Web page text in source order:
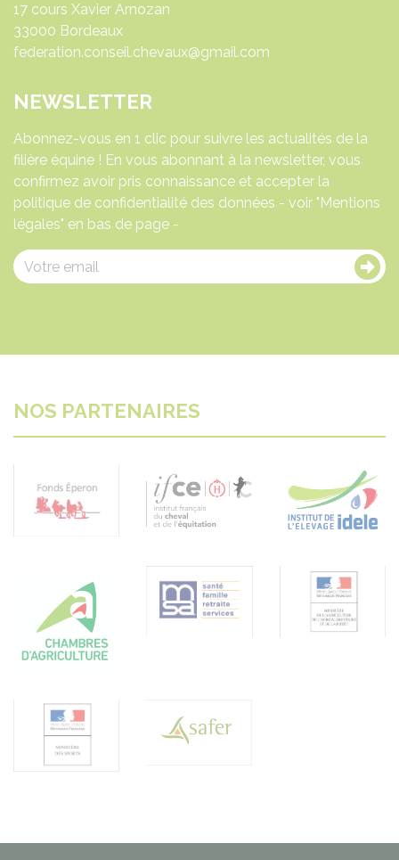
17 cours Xavier Arnozan
33000 Bordeaux
federation.conseil.chevaux@gmail.com
NEWSLETTER
Abonnez-vous en 1 clic pour suivre les actualités de la
filière équine ! En vous abonnant à la newsletter, vous
confirmez avoir pris connaissance et accepter la
politique de confidentialité des données - voir "Mentions
légales" en bas de page -
NOS PARTENAIRES